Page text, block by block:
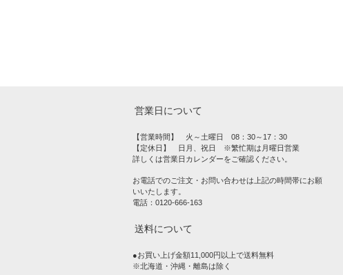
営業日について
【営業時間】 火～土曜日 08：30～17：30
【定休日】 日月、祝日 ※繁忙期は月曜日営業
詳しくは営業日カレンダーをご確認ください。
お電話でのご注文・お問い合わせは上記の時間帯にお願
いいたします。
電話：0120-666-163
送料について
●お買い上げ金額11,000円以上で送料無料
※北海道・沖縄・離島は除く